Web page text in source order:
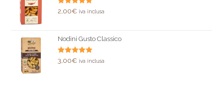
Valutato
2,00€ iva inclusa
Nodini Gusto Classico
Valutato
3,00€ iva inclusa